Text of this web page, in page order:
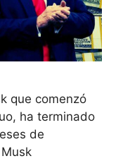
que comenzó
ha terminado
de